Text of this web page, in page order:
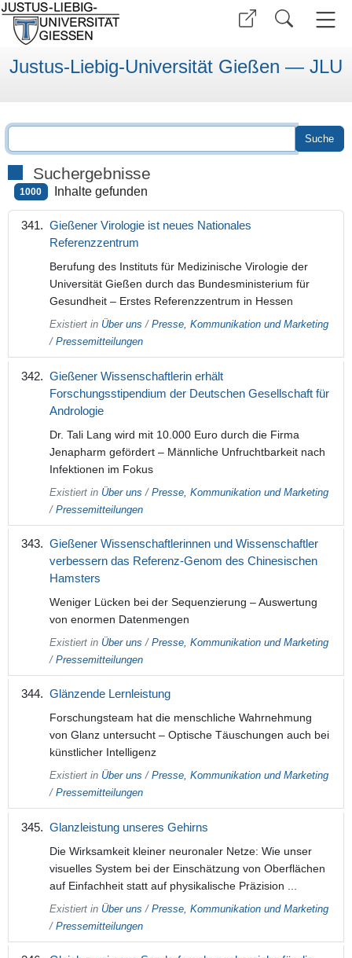
Justus-Liebig-Universität Gießen — JLU
Suchergebnisse
1000 Inhalte gefunden
Gießener Virologie ist neues Nationales
Referenzzentrum
Berufung des Instituts für Medizinische Virologie der
Universität Gießen durch das Bundesministerium für
Gesundheit – Erstes Referenzzentrum in Hessen
Existiert in Über uns / Presse, Kommunikation und Marketing
/ Pressemitteilungen
Gießener Wissenschaftlerin erhält
Forschungsstipendium der Deutschen Gesellschaft für
Andrologie
Dr. Tali Lang wird mit 10.000 Euro durch die Firma
Jenapharm gefördert – Männliche Unfruchtbarkeit nach
Infektionen im Fokus
Existiert in Über uns / Presse, Kommunikation und Marketing
/ Pressemitteilungen
Gießener Wissenschaftlerinnen und Wissenschaftler
verbessern das Referenz-Genom des Chinesischen
Hamsters
Weniger Lücken bei der Sequenzierung – Auswertung
von enormen Datenmengen
Existiert in Über uns / Presse, Kommunikation und Marketing
/ Pressemitteilungen
Glänzende Lernleistung
Forschungsteam hat die menschliche Wahrnehmung
von Glanz untersucht – Optische Täuschungen auch bei
künstlicher Intelligenz
Existiert in Über uns / Presse, Kommunikation und Marketing
/ Pressemitteilungen
Glanzleistung unseres Gehirns
Die Wirksamkeit kleiner neuronaler Netze: Wie unser
visuelles System bei der Einschätzung von Oberflächen
auf Einfachheit statt auf physikalische Präzision ...
Existiert in Über uns / Presse, Kommunikation und Marketing
/ Pressemitteilungen